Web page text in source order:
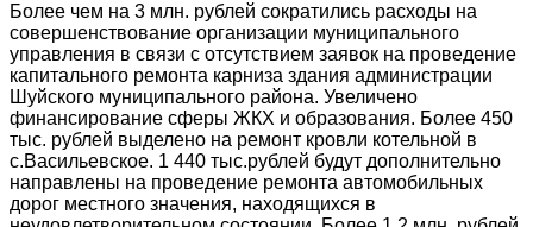
Более чем на 3 млн. рублей сократились расходы на
совершенствование организации муниципального
управления в связи с отсутствием заявок на проведение
капитального ремонта карниза здания администрации
Шуйского муниципального района. Увеличено
финансирование сферы ЖКХ и образования. Более 450
тыс. рублей выделено на ремонт кровли котельной в
с.Васильевское. 1 440 тыс.рублей будут дополнительно
направлены на проведение ремонта автомобильных
дорог местного значения, находящихся в